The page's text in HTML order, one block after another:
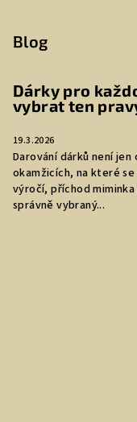
Blog
Dárky pro
vybrat ten
19.3.2026
Darování dárků není
okamžicích, na které
výročí, příchod
správně vybraný...